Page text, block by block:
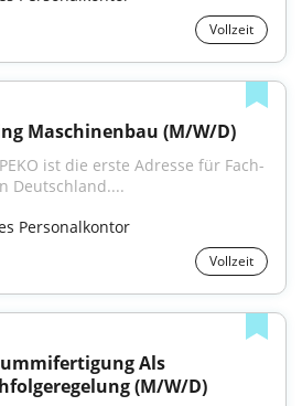
Vollzeit
Maschinenbau (M/W/D)
ist die erste Adresse für Fach-
Deutschland....
Personalkontor
Vollzeit
Als
(M/W/D)